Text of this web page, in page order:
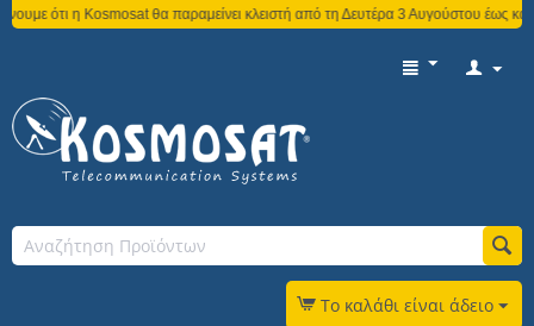
η Kosmosat θα παραμείνει κλειστή από τη Δευτέρα 3 Αυγούστου έως και την
Το καλάθι είναι άδειο